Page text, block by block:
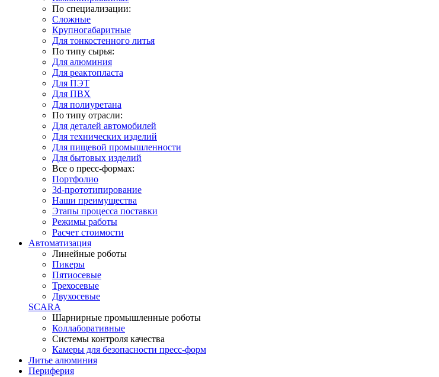
По специализации:
Сложные
Крупногабаритные
Для тонкостенного литья
По типу сырья:
Для алюминия
Для реактопласта
Для ПЭТ
Для ПВХ
Для полиуретана
По типу отрасли:
Для деталей автомобилей
Для технических изделий
Для пищевой промышленности
Для бытовых изделий
Все о пресс-формах:
Портфолио
3d-прототипирование
Наши преимущества
Этапы процесса поставки
Режимы работы
Расчет стоимости
Автоматизация
Линейные роботы
Пикеры
Пятиосевые
Трехосевые
Двухосевые
SCARA
Шарнирные промышленные роботы
Коллаборативные
Системы контроля качества
Камеры для безопасности пресс-форм
Литье алюминия
Периферия